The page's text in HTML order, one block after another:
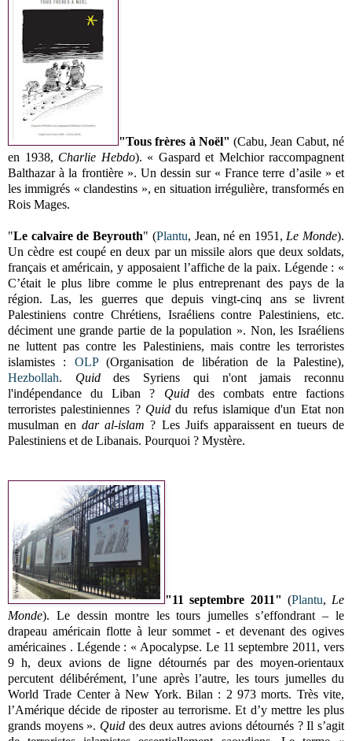
"Tous frères à Noël" (Cabu, Jean Cabut, né
en 1938, Charlie Hebdo). « Gaspard et Melchior raccompagnent
Balthazar à la frontière ». Un dessin sur « France terre d’asile » et
les immigrés « clandestins », en situation irrégulière, transformés en
Rois Mages.
"Le calvaire de Beyrouth" (Plantu, Jean, né en 1951, Le Monde).
Un cèdre est coupé en deux par un missile alors que deux soldats,
français et américain, y apposaient l’affiche de la paix. Légende : «
C’était le plus libre comme le plus entreprenant des pays de la
région. Las, les guerres que depuis vingt-cinq ans se livrent
Palestiniens contre Chrétiens, Israéliens contre Palestiniens, etc.
déciment une grande partie de la population ». Non, les Israéliens
ne luttent pas contre les Palestiniens, mais contre les terroristes
islamistes : OLP(Organisation de libération de la Palestine),
Hezbollah. Quiddes Syriens qui n'ont jamais reconnu
l'indépendance du Liban ? Quiddes combats entre factions
terroristes palestiniennes ? Quiddu refus islamique d'un Etat non
musulman endar al-islam ? Les Juifs apparaissent en tueurs de
Palestiniens et de Libanais. Pourquoi ? Mystère.
"11 septembre 2011" (Plantu, Le
Monde). Le dessin montre les tours jumelles s’effondrant – le
drapeau américain flotte à leur sommet - et devenant des ogives
américaines . Légende : « Apocalypse. Le 11 septembre 2011, vers
9 h, deux avions de ligne détournés par des moyen-orientaux
percutent délibérément, l’une après l’autre, les tours jumelles du
World Trade Center à New York. Bilan : 2 973 morts. Très vite,
l’Amérique décide de riposter au terrorisme. Et d’y mettre les plus
grands moyens ». Quid des deux autres avions détournés ? Il s’agit